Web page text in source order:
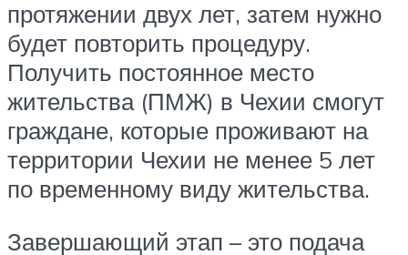
протяжении двух лет, затем нужно
будет повторить процедуру.
Получить постоянное место
жительства (ПМЖ) в Чехии смогут
граждане, которые проживают на
территории Чехии не менее 5 лет
по временному виду жительства.
Завершающий этап – это подача